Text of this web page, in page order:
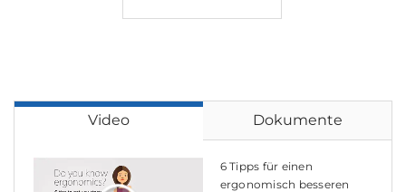
Video Dokumente
6 Tipps für einen
ergonomisch besseren